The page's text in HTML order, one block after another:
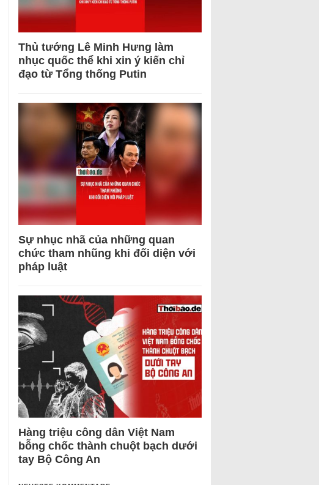
Thủ tướng Lê Minh Hưng làm
nhục quốc thể khi xin ý kiến chỉ
đạo từ Tổng thống Putin
Sự nhục nhã của những quan
chức tham nhũng khi đối diện với
pháp luật
Hàng triệu công dân Việt Nam
bỗng chốc thành chuột bạch dưới
tay Bộ Công An